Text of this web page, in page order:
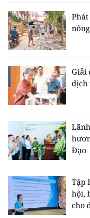
Giải
dịch
Đạo
Tập
hội,
cho